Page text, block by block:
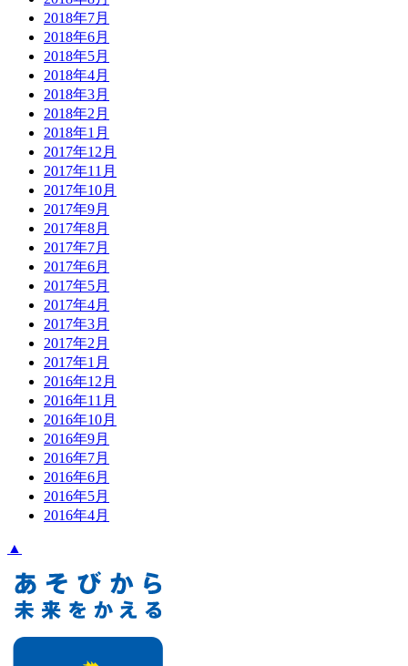
2018年7月
2018年6月
2018年5月
2018年4月
2018年3月
2018年2月
2018年1月
2017年12月
2017年11月
2017年10月
2017年9月
2017年8月
2017年7月
2017年6月
2017年5月
2017年4月
2017年3月
2017年2月
2017年1月
2016年12月
2016年11月
2016年10月
2016年9月
2016年7月
2016年6月
2016年5月
2016年4月
▲